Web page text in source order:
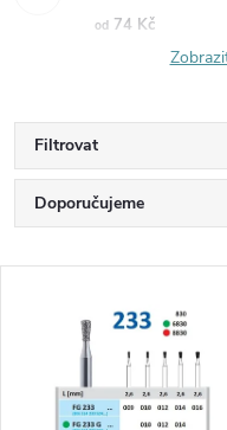
od 74 Kč
Filtrovat
Ř
a
Doporučujeme
Nejprodávanější
Abecedně